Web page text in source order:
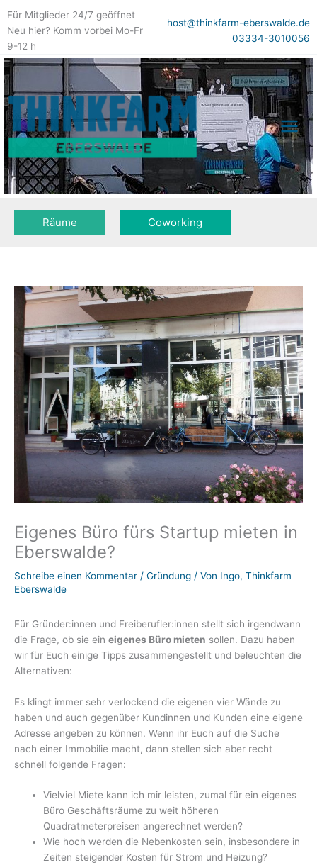
Für Mitglieder 24/7 geöffnet
Neu hier? Komm vorbei Mo-Fr
9-12 h
host@thinkfarm-eberswalde.de
03334-3010056
Räume Coworking
Eigenes Büro fürs Startup mieten in
Eberswalde?
Schreibe einen Kommentar / Gründung / Von Ingo, Thinkfarm
Eberswalde
Für Gründer:innen und Freiberufler:innen stellt sich irgendwann
die Frage, ob sie ein eigenes Büro mieten sollen. Dazu haben
wir für Euch einige Tipps zusammengestellt und beleuchten die
Alternativen:
Es klingt immer sehr verlockend die eigenen vier Wände zu
haben und auch gegenüber Kundinnen und Kunden eine eigene
Adresse angeben zu können. Wenn ihr Euch auf die Suche
nach einer Immobilie macht, dann stellen sich aber recht
schnell folgende Fragen:
Vielviel Miete kann ich mir leisten, zumal für ein eigenes
Büro Geschäftsräume zu weit höheren
Quadratmeterpreisen angerechnet werden?
Wie hoch werden die Nebenkosten sein, insbesondere in
Zeiten steigender Kosten für Strom und Heizung?